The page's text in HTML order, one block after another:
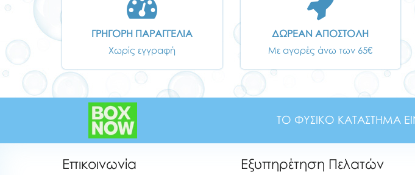
ΓΡΗΓΟΡΗ ΠΑΡΑΓΓΕΛΙΑ
Χωρίς εγγραφή
ΔΩΡΕΑΝ ΑΠΟΣΤΟΛΗ
Με αγορές άνω των 65€
ΤΟ ΦΥΣΙΚΟ ΚΑΤΑΣΤΗΜΑ
Επικοινωνία Εξυπηρέτηση Πελατών